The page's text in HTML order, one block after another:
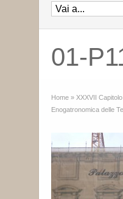
01-
Home » XXXVII
Enogatronomica delle